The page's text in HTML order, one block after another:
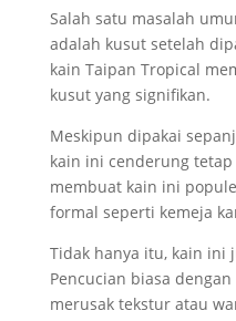
Salah satu masalah
adalah kusut setelah
kain Taipan Tropical
kusut yang signifikan.
Meskipun dipakai
kain ini cenderung
membuat kain ini
formal seperti kemeja
Tidak hanya itu, kain ini
Pencucian biasa
merusak tekstur atau